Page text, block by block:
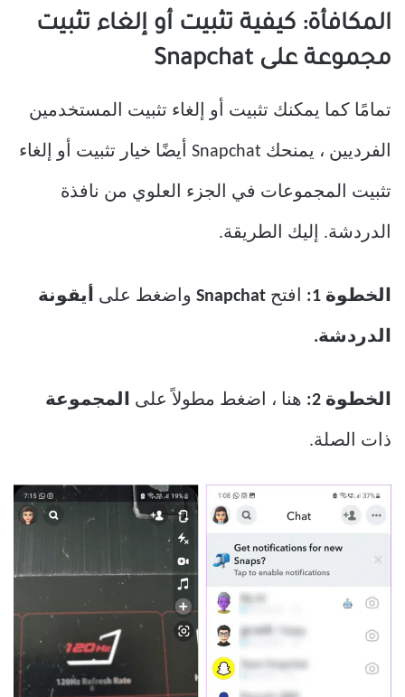
المكافأة: كيفية تثبيت أو إلغاء تثبيت
مجموعة على Snapchat
تمامًا كما يمكنك تثبيت أو إلغاء تثبيت المستخدمين
الفرديين ، يمنحك Snapchat أيضًا خيار تثبيت أو إلغاء
تثبيت المجموعات في الجزء العلوي من نافذة
الدردشة. إليك الطريقة.
الخطوة 1: افتح Snapchat واضغط على أيقونة
الدردشة.
الخطوة 2: هنا ، اضغط مطولاً على المجموعة
ذات الصلة.